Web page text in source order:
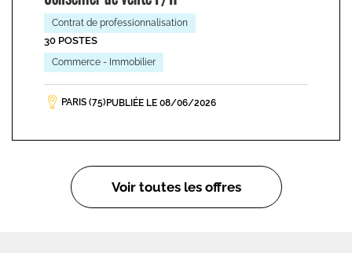
Contrat de professionnalisation
30 POSTES
Commerce - Immobilier
PARIS (75) PUBLIÉE LE 08/06/2026
Voir toutes les offres